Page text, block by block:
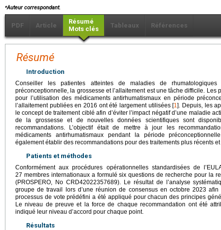
⁎Auteur correspondant.
PDF Article
Résumé
Mots clés
Tableaux Références
Résumé
Introduction
Conseiller les patientes atteintes de maladies de
préconceptionnelle, la grossesse et l’allaitement est une tâche difficile. Les
pour l’utilisation des médicaments antirhumatismaux en période
l’allaitement publiées en 2016 ont été largement utilisées [1]. Depuis, les
le concept de traitement ciblé afin d’éviter l’impact négatif d’une maladie
de la grossesse et de nouvelles données scientifiques sont
recommandations. L’objectif était de mettre à jour les
médicaments antirhumatismaux pendant la période
également établir des recommandations pour des traitements plus récents
Patients et méthodes
Conformément aux procédures opérationnelles standardisées de
27 membres internationaux a formulé six questions de recherche pour la
(PROSPERO, No CRD42022357689). Le résultat de l’analyse
groupe de travail lors d’une réunion de consensus en octobre 2023
processus de vote prédéfini a été appliqué pour chacun des principes
Le niveau de preuve et la force de chaque recommandation ont été
indiqué leur niveau d’accord pour chaque point.
Résultats